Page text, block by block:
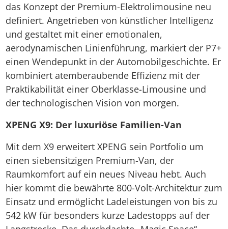
das Konzept der Premium-Elektrolimousine neu
definiert. Angetrieben von künstlicher Intelligenz
und gestaltet mit einer emotionalen,
aerodynamischen Linienführung, markiert der P7+
einen Wendepunkt in der Automobilgeschichte. Er
kombiniert atemberaubende Effizienz mit der
Praktikabilität einer Oberklasse-Limousine und
der technologischen Vision von morgen.
XPENG X9: Der luxuriöse Familien-Van
Mit dem X9 erweitert XPENG sein Portfolio um
einen siebensitzigen Premium-Van, der
Raumkomfort auf ein neues Niveau hebt. Auch
hier kommt die bewährte 800-Volt-Architektur zum
Einsatz und ermöglicht Ladeleistungen von bis zu
542 kW für besonders kurze Ladestopps auf der